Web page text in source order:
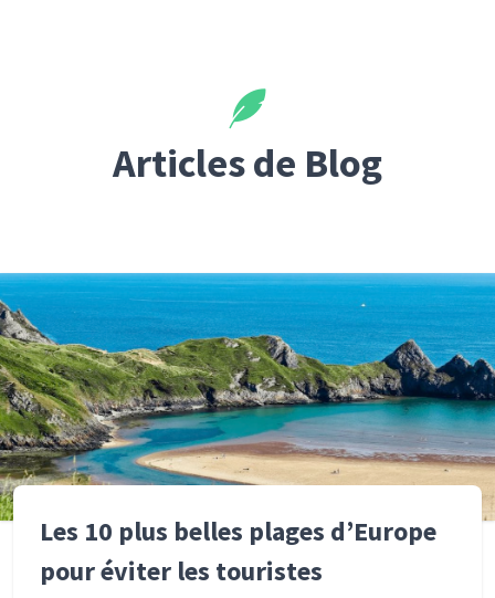
Articles de Blog
Les 10 plus belles plages d’Europe
pour éviter les touristes